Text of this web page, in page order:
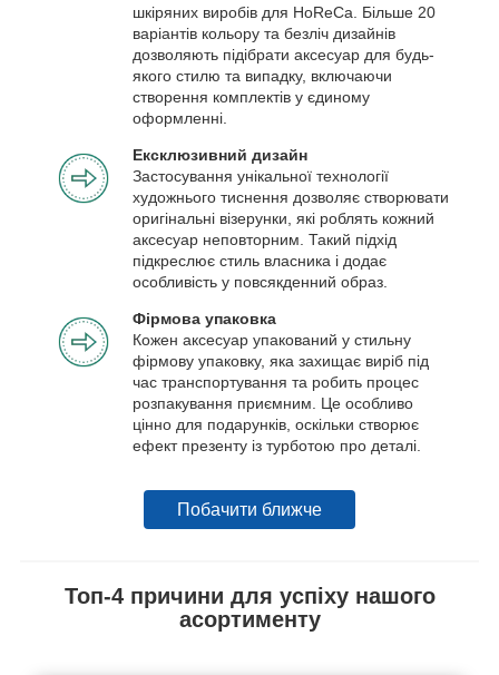
шкіряних виробів для HoReCa. Більше 20
варіантів кольору та безліч дизайнів
дозволяють підібрати аксесуар для будь-
якого стилю та випадку, включаючи
створення комплектів у єдиному
оформленні.
Ексклюзивний дизайн
Застосування унікальної технології
художнього тиснення дозволяє створювати
оригінальні візерунки, які роблять кожний
аксесуар неповторним. Такий підхід
підкреслює стиль власника і додає
особливість у повсякденний образ.
Фірмова упаковка
Кожен аксесуар упакований у стильну
фірмову упаковку, яка захищає виріб під
час транспортування та робить процес
розпакування приємним. Це особливо
цінно для подарунків, оскільки створює
ефект презенту із турботою про деталі.
Побачити ближче
Топ-4 причини для успіху нашого
асортименту